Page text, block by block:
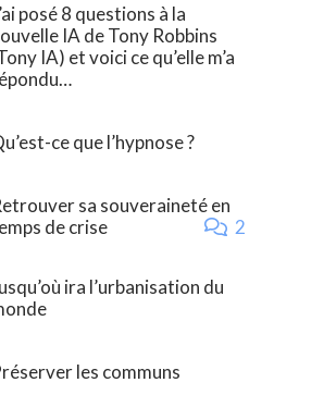
posé 8 questions à la
IA de Tony Robbins
IA) et voici ce qu’elle m’a
ce que l’hypnose ?
sa souveraineté en
de crise
2
ira l’urbanisation du
les communs